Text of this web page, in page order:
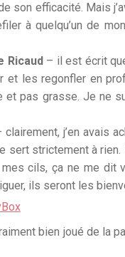
son efficacité. Mais
à quelqu’un de
Ricaud– il est écrit
les regonfler en
pas grasse. Je ne
clairement, j’en avais
sert strictement à rien.
cils, ça ne me dit
ils seront les
bien joué de la